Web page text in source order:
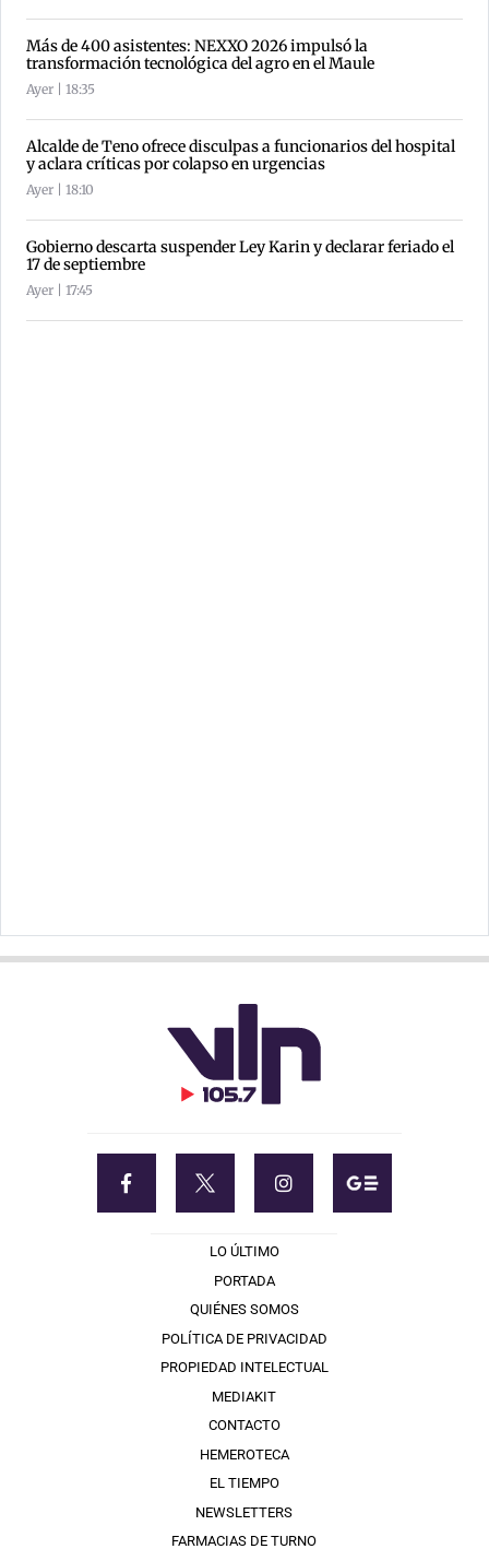
Más de 400 asistentes: NEXXO 2026 impulsó la
transformación tecnológica del agro en el Maule
Ayer | 18:35
Alcalde de Teno ofrece disculpas a funcionarios del hospital
y aclara críticas por colapso en urgencias
Ayer | 18:10
Gobierno descarta suspender Ley Karin y declarar feriado el
17 de septiembre
Ayer | 17:45
LO ÚLTIMO
PORTADA
QUIÉNES SOMOS
POLÍTICA DE PRIVACIDAD
PROPIEDAD INTELECTUAL
MEDIAKIT
CONTACTO
HEMEROTECA
EL TIEMPO
NEWSLETTERS
FARMACIAS DE TURNO